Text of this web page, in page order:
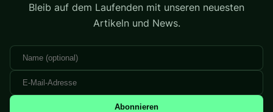
Bleib auf dem Laufenden mit unseren neuesten
Artikeln und News.
Abonnieren